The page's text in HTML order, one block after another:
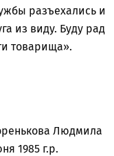
разъехались и
из виду. Буду рад
товарища».
Людмила
1985 г.р.